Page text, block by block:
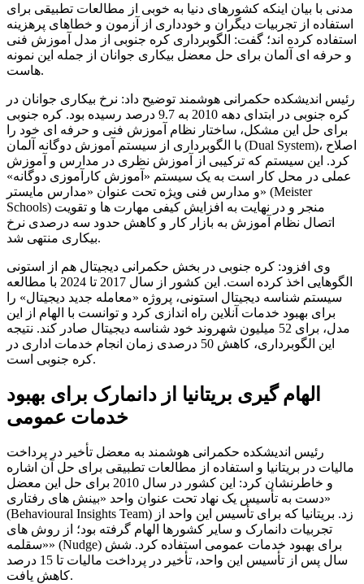
مدنی با بیان اینکه کشورهای دنیا به خوبی از مطالعات تطبیقی برای
استفاده از تجربیات دیگران و خودداری از آزمون و خطاهای پرهزینه
استفاده کرده اند؛ گفت: الگوبرداری کره جنوبی از مدل آموزش فنی
و حرفه ای آلمان برای حل معضل بیکاری جوانان از جمله این نمونه
هاست.
رئیس اندیشکده حکمرانی هوشمند توضیح داد: نرخ بیکاری جوانان در
کره جنوبی در ابتدای دهه 2010 به 9.7 درصد رسیده بود. کره جنوبی
برای حل این مشکل، ساختار نظام آموزش فنی و حرفه ای خود را
با الگوبرداری از سیستم آموزش دوگانه آلمان (Dual System)، اصلاح
کرد. این سیستم که ترکیبی از آموزش نظری در مدارس و آموزش
عملی در محل کار است به یک سیستم «آموزش کارآموزی دوگانه»
و مدارس فنی ویژه تحت عنوان «مدارس مایستر» (Meister
Schools) منجر و در نهایت به افزایش کیفی مهارت ها و تقویت
اتصال نظام آموزش به بازار کار و کاهش حدود سه درصدی نرخ
بیکاری منتهی شد.
وی افزود: کره جنوبی در بخش حکمرانی دیجیتال هم از استونی
الگوهایی اخذ کرده است. این کشور از سال 2017 تا 2024 با مطالعه
سیستم شناسه دیجیتال استونی، پروژه «معامله جدید دیجیتال» را
برای بهبود خدمات آنلاین راه اندازی کرد و توانست با الهام از این
مدل، برای 52 میلیون شهروند خود شناسه دیجیتال صادر کند. نتیجه
این الگوبرداری، کاهش 50 درصدی زمان انجام خدمات اداری در
کره جنوبی است.
الهام گیری بریتانیا از دانمارک برای بهبود
خدمات عمومی
رئیس اندیشکده حکمرانی هوشمند به معضل تأخیر در پرداخت
مالیات در بریتانیا و استفاده از مطالعات تطبیقی برای حل آن اشاره
و خاطرنشان کرد: این کشور در سال 2010 برای حل این معضل
دست به تأسیس یک نهاد تحت عنوان واحد «بینش های رفتاری»
(Behavioural Insights Team) زد. بریتانیا که برای تأسیس این واحد از
تجربیات دانمارک و سایر کشورها الهام گرفته بود؛ از روش های
«سقلمه» (Nudge) برای بهبود خدمات عمومی استفاده کرد. شش
سال پس از تأسیس این واحد، تأخیر در پرداخت مالیات تا 15 درصد
کاهش یافت.